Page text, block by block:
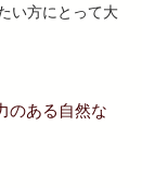
い方にとって大
のある自然な